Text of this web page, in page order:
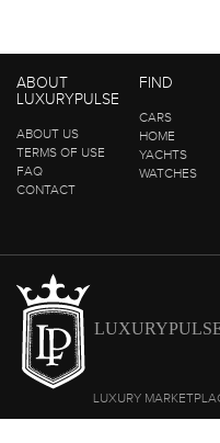
ABOUT
LUXURYPULSE
ABOUT US
TERMS OF USE
FAQ
CONTACT
FIND
CARS
HOME
YACHTS
WATCHES
LUXURY